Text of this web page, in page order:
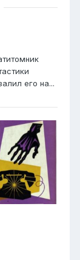
его на...